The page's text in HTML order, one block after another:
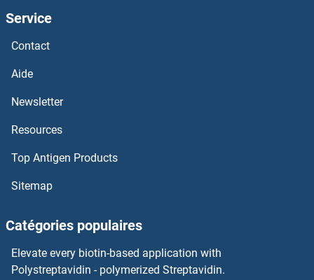
LYPD6 Kits ELISA
LYPD4 Kits ELISA
LYPD2 Kits ELISA
LYPD1 Kits ELISA
LYL1 Kits ELISA
Service
Contact
Aide
Newsletter
Resources
Top Antigen Products
Sitemap
Catégories populaires
Elevate every biotin-based application with
Polystreptavidin - polymerized Streptavidin.